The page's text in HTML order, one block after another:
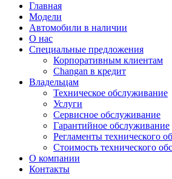
Главная
Модели
Автомобили в наличии
О нас
Специальные предложения
Корпоративным клиентам
Changan в кредит
Владельцам
Техническое обслуживание
Услуги
Сервисное обслуживание
Гарантийное обслуживание
Регламенты технического
Стоимость технического
О компании
Контакты